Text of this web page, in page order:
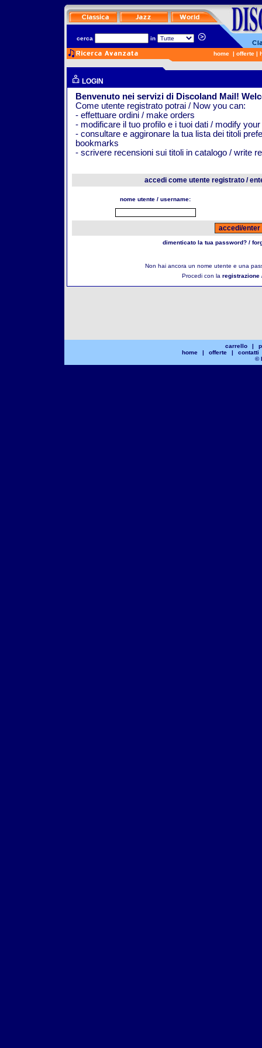
cerca in
home | offerte |
LOGIN
Benvenuto nei servizi di Discoland Mail!
Come utente registrato potrai / Now you can:
- effettuare ordini / make orders
- modificare il tuo profilo e i tuoi dati / modify your
- consultare e aggironare la tua lista dei titoli
bookmarks
- scrivere recensioni sui titoli in catalogo / write
accedi come utente registrato /
nome utente / username:
dimenticato la tua password? /
Non hai ancora un nome utente e una
Procedi con la registrazione
carrello |
home
| offerte |
contatti
©